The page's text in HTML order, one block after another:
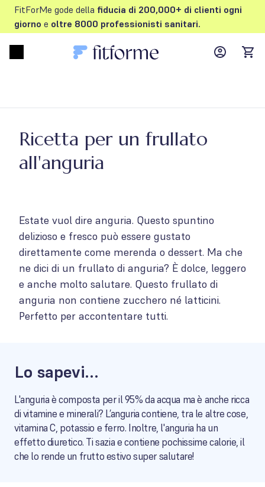
FitForMe gode della fiducia di 200,000+ di clienti ogni
giorno e oltre 8000 professionisti sanitari.
MyFFM
Ricetta per un frullato
all'anguria
Estate vuol dire anguria. Questo spuntino
delizioso e fresco può essere gustato
direttamente come merenda o dessert. Ma che
ne dici di un frullato di anguria? È dolce, leggero
e anche molto salutare. Questo frullato di
anguria non contiene zucchero né latticini.
Perfetto per accontentare tutti.
Lo sapevi...
L'anguria è composta per il 95% da acqua ma è anche ricca
di vitamine e minerali? L’anguria contiene, tra le altre cose,
vitamina C, potassio e ferro. Inoltre, l'anguria ha un
effetto diuretico. Ti sazia e contiene pochissime calorie, il
che lo rende un frutto estivo super salutare!